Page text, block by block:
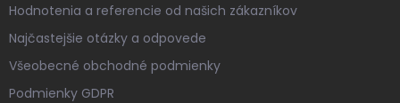
Hodnotenia a referencie od našich zákazníkov
Najčastejšie otázky a odpovede
Všeobecné obchodné podmienky
Podmienky GDPR